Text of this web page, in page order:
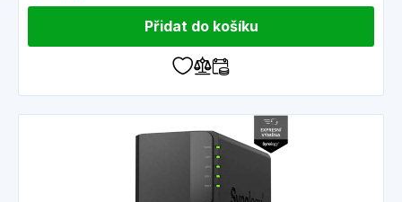
Přidat do košíku